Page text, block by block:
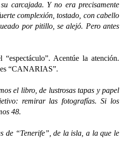
Y no era precisamente
complexión, tostado, con cabello
por pitillo, se alejó. Pero antes
Acentúe la atención.
“CANARIAS”.
libro, de lustrosas tapas y papel
remirar las fotografías.Si los
48.
“Tenerife”, de la isla, a la que le